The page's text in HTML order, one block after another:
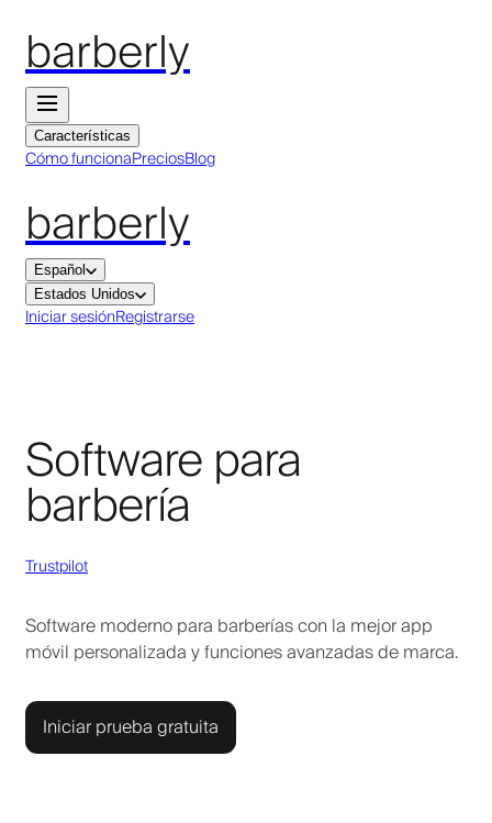
barberly
Características
Cómo funcionaPreciosBlog
barberly
Español
Estados Unidos
Iniciar sesiónRegistrarse
Software para
barbería
Trustpilot
Software moderno para barberías con la mejor app
móvil personalizada y funciones avanzadas de marca.
Iniciar prueba gratuita